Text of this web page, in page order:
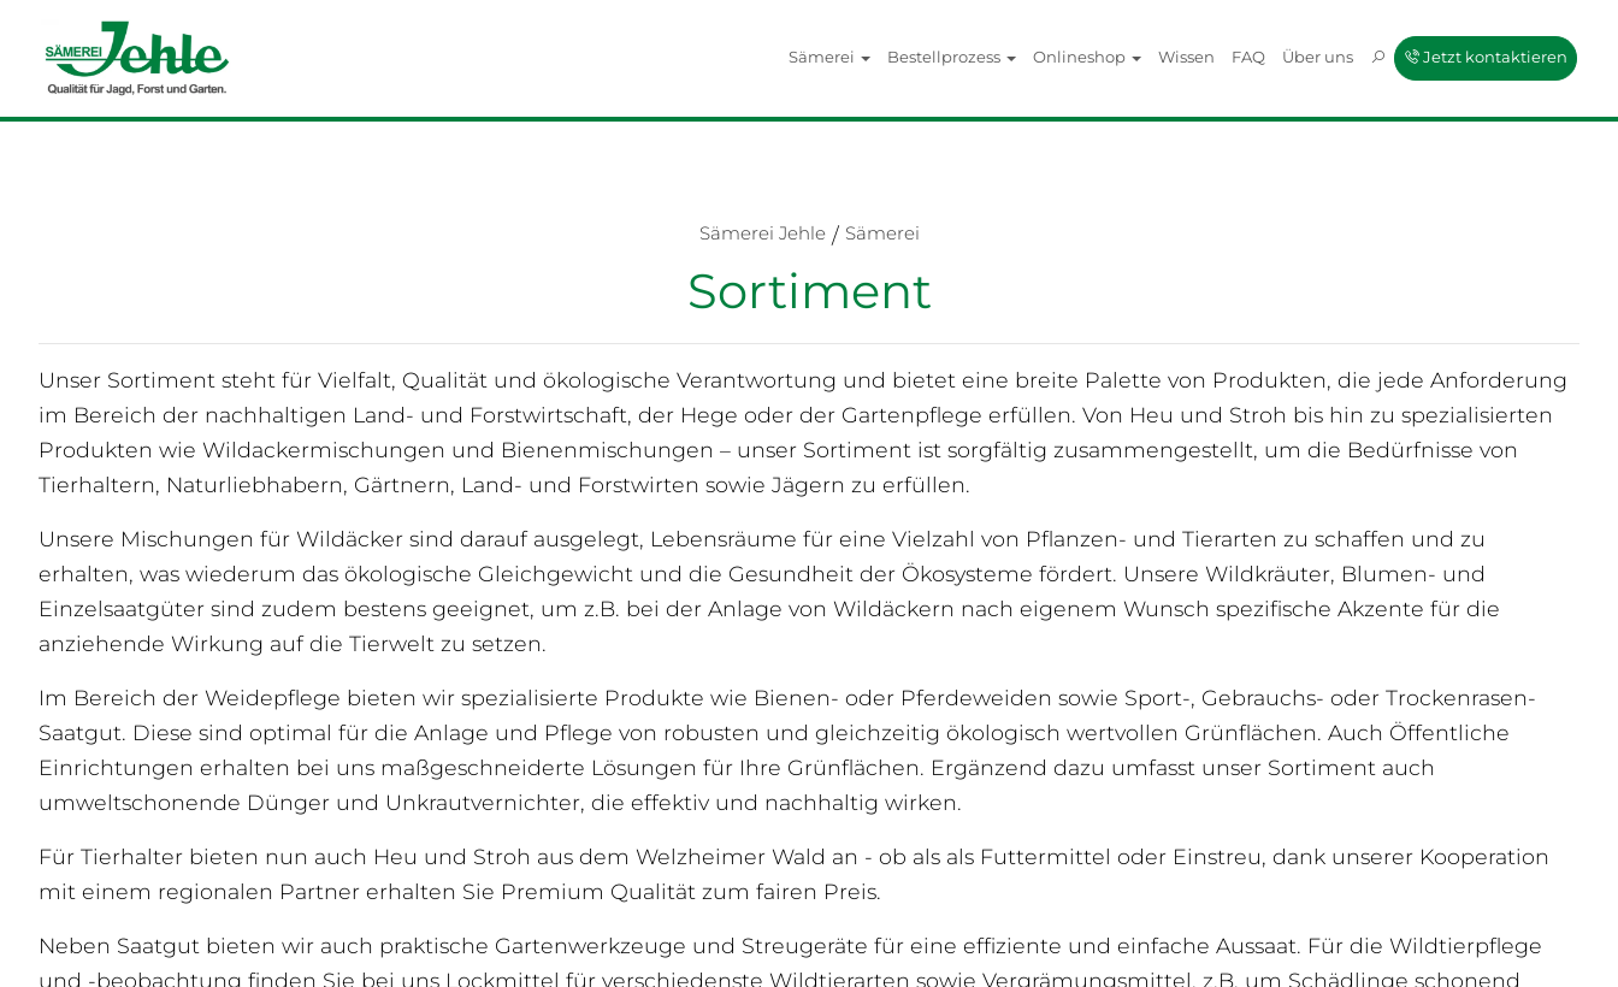
Sämerei Bestellprozess Onlineshop Wissen FAQ Über uns Jetzt kontaktieren
Sämerei Jehle/ Sämerei
Sortiment
Unser Sortiment steht für Vielfalt, Qualität und ökologische Verantwortung und bietet eine breite Palette von Produkten, die jede Anforderung
im Bereich der nachhaltigen Land- und Forstwirtschaft, der Hege oder der Gartenpflege erfüllen. Von Heu und Stroh bis hin zu spezialisierten
Produkten wie Wildackermischungen und Bienenmischungen – unser Sortiment ist sorgfältig zusammengestellt, um die Bedürfnisse von
Tierhaltern, Naturliebhabern, Gärtnern, Land- und Forstwirten sowie Jägern zu erfüllen.
Unsere Mischungen für Wildäcker sind darauf ausgelegt, Lebensräume für eine Vielzahl von Pflanzen- und Tierarten zu schaffen und zu
erhalten, was wiederum das ökologische Gleichgewicht und die Gesundheit der Ökosysteme fördert. Unsere Wildkräuter, Blumen- und
Einzelsaatgüter sind zudem bestens geeignet, um z.B. bei der Anlage von Wildäckern nach eigenem Wunsch spezifische Akzente für die
anziehende Wirkung auf die Tierwelt zu setzen.
Im Bereich der Weidepflege bieten wir spezialisierte Produkte wie Bienen- oder Pferdeweiden sowie Sport-, Gebrauchs- oder Trockenrasen-
Saatgut. Diese sind optimal für die Anlage und Pflege von robusten und gleichzeitig ökologisch wertvollen Grünflächen. Auch Öffentliche
Einrichtungen erhalten bei uns maßgeschneiderte Lösungen für Ihre Grünflächen. Ergänzend dazu umfasst unser Sortiment auch
umweltschonende Dünger und Unkrautvernichter, die effektiv und nachhaltig wirken.
Für Tierhalter bieten nun auch Heu und Stroh aus dem Welzheimer Wald an - ob als als Futtermittel oder Einstreu, dank unserer Kooperation
mit einem regionalen Partner erhalten Sie Premium Qualität zum fairen Preis.
Neben Saatgut bieten wir auch praktische Gartenwerkzeuge und Streugeräte für eine effiziente und einfache Aussaat. Für die Wildtierpflege
und -beobachtung finden Sie bei uns Lockmittel für verschiedenste Wildtierarten sowie Vergrämungsmittel, z.B. um Schädlinge schonend